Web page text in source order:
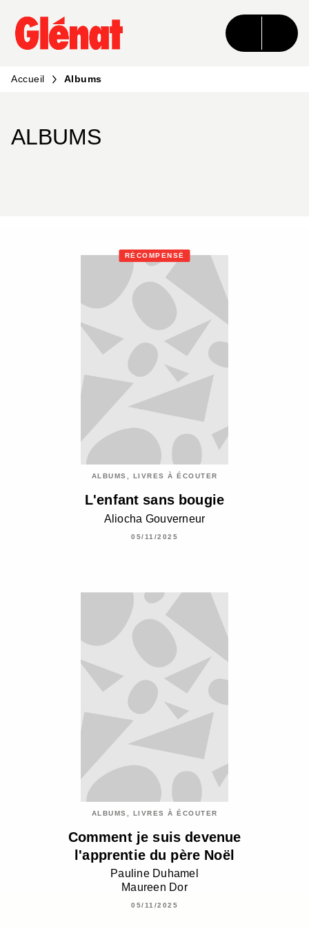
MENU RECHERCHE CONTENU
PIED DE PAGE
Accueil Albums
ALBUMS
RÉCOMPENSÉ
ALBUMS, LIVRES À ÉCOUTER
L'enfant sans bougie
Aliocha Gouverneur
05/11/2025
ALBUMS, LIVRES À ÉCOUTER
Comment je suis devenue
l'apprentie du père Noël
Pauline Duhamel
Maureen Dor
05/11/2025